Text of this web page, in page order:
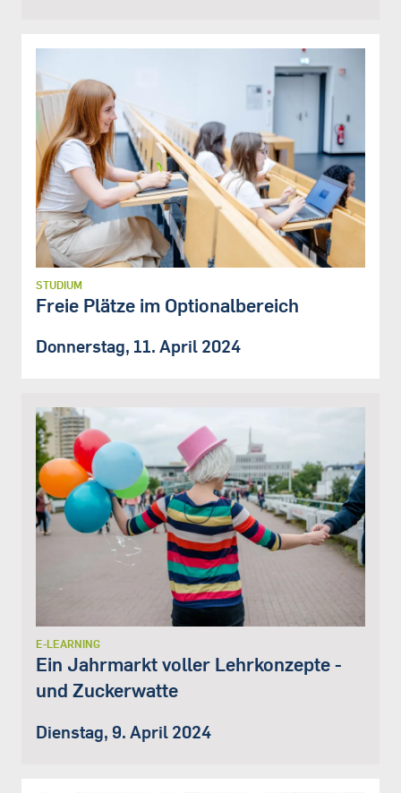
STUDIUM
Freie Plätze im Optionalbereich
Donnerstag, 11. April 2024
E-LEARNING
Ein Jahrmarkt voller Lehrkonzepte -
und Zuckerwatte
Dienstag, 9. April 2024